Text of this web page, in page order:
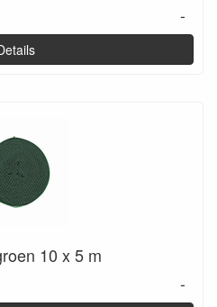
-
10 x 5 m
-